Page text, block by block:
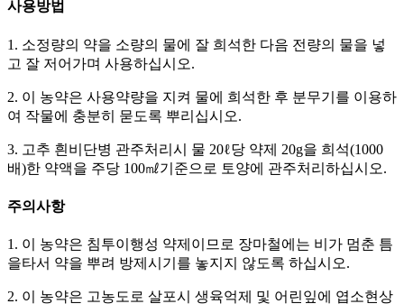
사용방법
1. 소정량의 약을 소량의 물에 잘 희석한 다음 전량의 물을 넣
고 잘 저어가며 사용하십시오.
2. 이 농약은 사용약량을 지켜 물에 희석한 후 분무기를 이용하
여 작물에 충분히 묻도록 뿌리십시오.
3. 고추 흰비단병 관주처리시 물 20ℓ당 약제 20g을 희석(1000
배)한 약액을 주당 100㎖기준으로 토양에 관주처리하십시오.
주의사항
1. 이 농약은 침투이행성 약제이므로 장마철에는 비가 멈춘 틈
을타서 약을 뿌려 방제시기를 놓지지 않도록 하십시오.
2. 이 농약은 고농도로 살포시 생육억제 및 어린잎에 엽소현상